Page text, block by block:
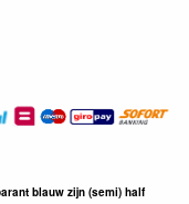
blauw zijn (semi) half